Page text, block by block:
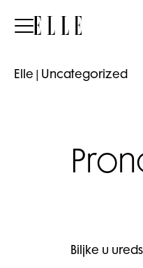
Elle
Elle Uncategorized
Biljke u